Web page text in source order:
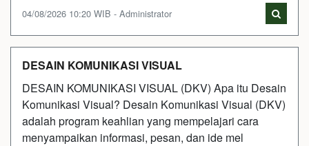
04/08/2026 10:20 WIB - Administrator
DESAIN KOMUNIKASI VISUAL
DESAIN KOMUNIKASI VISUAL (DKV) Apa itu Desain
Komunikasi Visual? Desain Komunikasi Visual (DKV)
adalah program keahlian yang mempelajari cara
menyampaikan informasi, pesan, dan ide mel